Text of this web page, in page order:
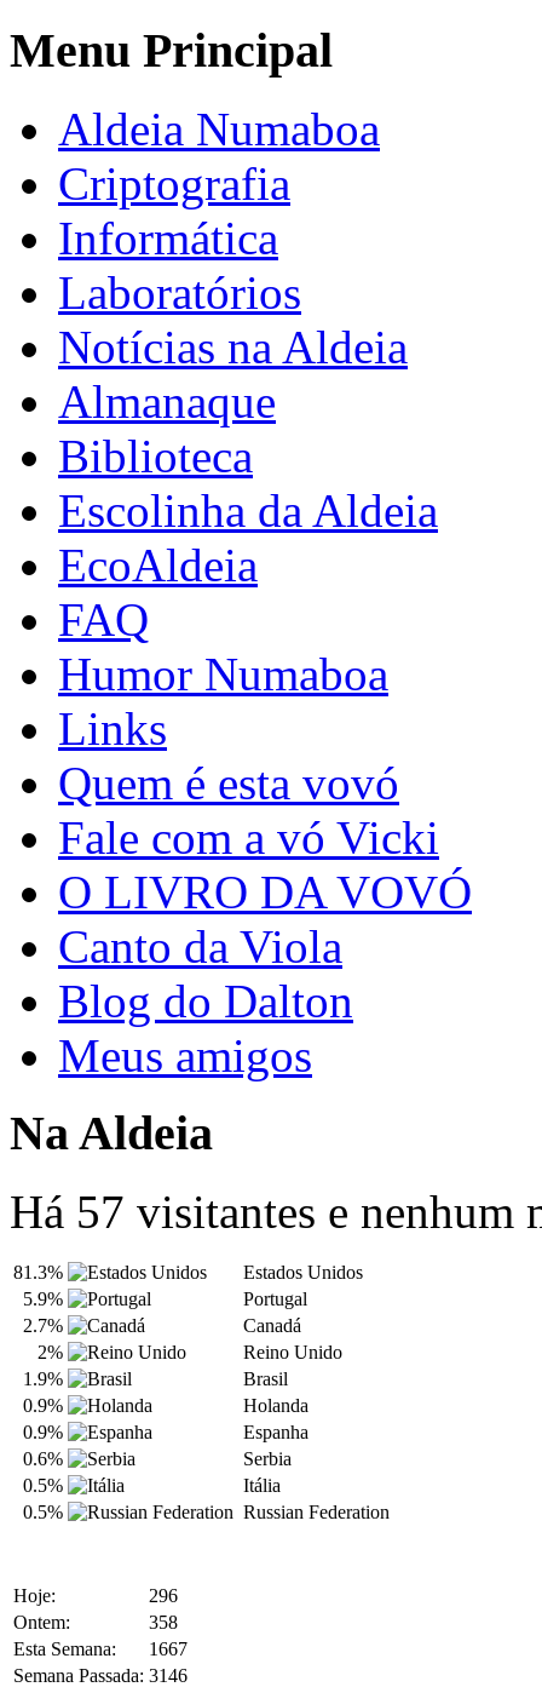
Menu Principal
Aldeia Numaboa
Criptografia
Informática
Laboratórios
Notícias na Aldeia
Almanaque
Biblioteca
Escolinha da Aldeia
EcoAldeia
FAQ
Humor Numaboa
Links
Quem é esta vovó
Fale com a vó Vicki
O LIVRO DA VOVÓ
Canto da Viola
Blog do Dalton
Meus amigos
Na Aldeia
Há 57 visitantes e nenhum
81.3%
Estados Unidos
5.9%
Portugal
2.7%
Canadá
2%
Reino Unido
1.9%
Brasil
0.9%
Holanda
0.9%
Espanha
0.6%
Serbia
0.5%
Itália
0.5%
Russian Federation
Hoje:
296
Ontem:
358
Esta Semana:
1667
Semana Passada: 3146